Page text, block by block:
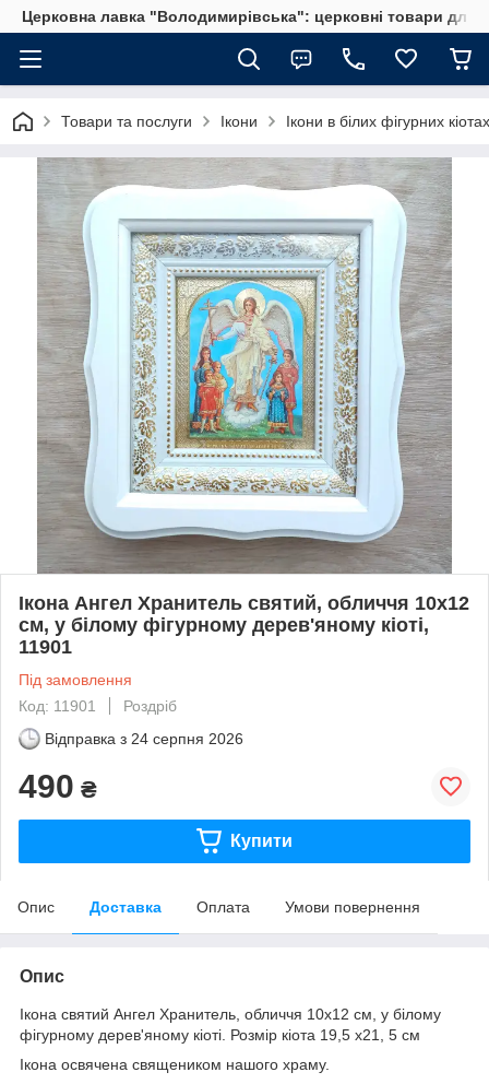
Церковна лавка "Володимирівська": церковні товари для
Товари та послуги Ікони Ікони в білих фігурних
Ікона Ангел Хранитель святий, обличчя 10х12
см, у білому фігурному дерев'яному кіоті,
11901
Під замовлення
Код: 11901
Роздріб
Відправка з 24 серпня 2026
490 ₴
Купити
Опис Доставка Оплата Умови повернення
Опис
Ікона святий Ангел Хранитель, обличчя 10х12 см, у білому
фігурному дерев'яному кіоті. Розмір кіота 19,5 х21, 5 см
Ікона освячена священиком нашого храму.